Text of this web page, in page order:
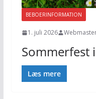
BEBOERINFORMATION
1. juli 2026
Sommerfest
Læs mere